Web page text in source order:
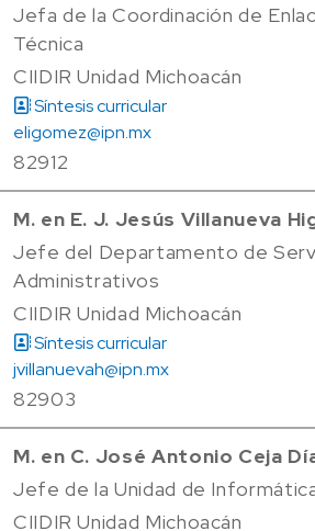
Jefa de la Coordinación de
Técnica
CIIDIR Unidad Michoacán
Síntesis curricular
eligomez@ipn.mx
82912
M. en E. J. Jesús Villanueva
Jefe del Departamento de
Administrativos
CIIDIR Unidad Michoacán
Síntesis curricular
jvillanuevah@ipn.mx
82903
M. en C. José Antonio Ceja
Jefe de la Unidad de
CIIDIR Unidad Michoacán